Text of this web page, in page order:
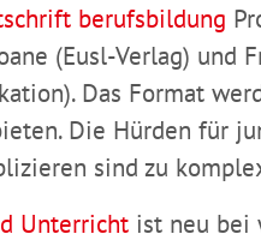
berufsbildung
(Eusl-Verlag) und
Das Format
Die Hürden für
sind zu
Unterrichtist neu bei